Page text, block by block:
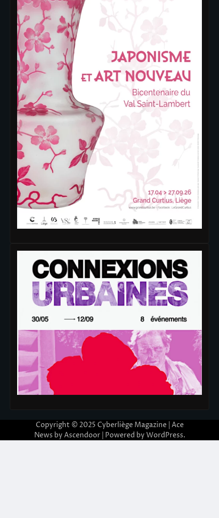
Copyright © 2025 Cyberliège Magazine | Ace
News by Ascendoor| Powered by WordPress.